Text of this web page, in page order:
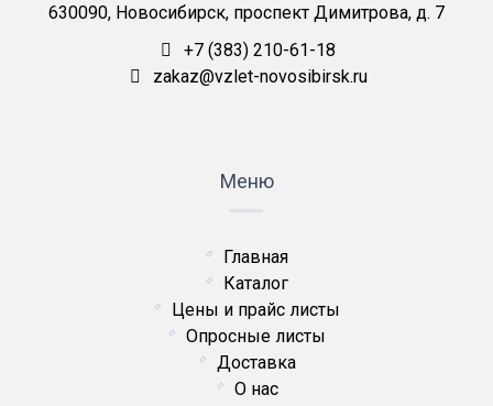
630090, Новосибирск, проспект Димитрова, д. 7
+7 (383) 210-61-18
zakaz@vzlet-novosibirsk.ru
Меню
Главная
Каталог
Цены и прайс листы
Опросные листы
Доставка
О нас